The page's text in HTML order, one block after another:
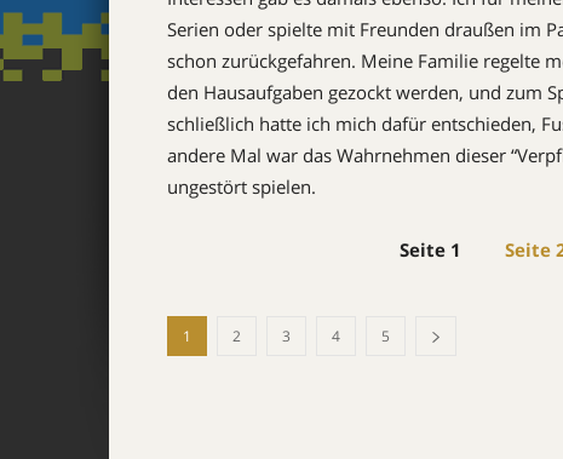
Serien oder spielte mit Freunden draußen im
schon zurückgefahren. Meine Familie regelte
den Hausaufgaben gezockt werden, und zum
schließlich hatte ich mich dafür entschieden,
andere Mal war das Wahrnehmen dieser
ungestört spielen.
Seite 1 Seite
1 2 3 4 5